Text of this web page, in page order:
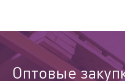
Оптовые